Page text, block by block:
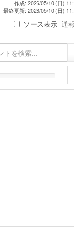
作成: 2026/05/10 (日)
最終更新: 2026/05/10 (日)
ソース表示 通